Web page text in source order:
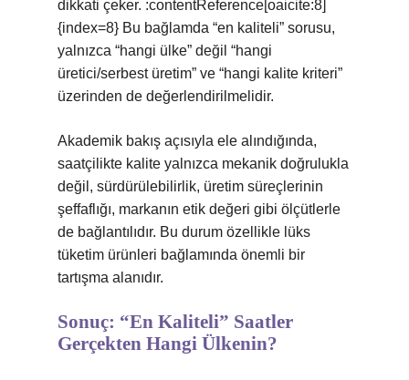
dikkati çeker. :contentReference[oaicite:8]
{index=8} Bu bağlamda “en kaliteli” sorusu,
yalnızca “hangi ülke” değil “hangi
üretici/serbest üretim” ve “hangi kalite kriteri”
üzerinden de değerlendirilmelidir.
Akademik bakış açısıyla ele alındığında,
saatçilikte kalite yalnızca mekanik doğrulukla
değil, sürdürülebilirlik, üretim süreçlerinin
şeffaflığı, markanın etik değeri gibi ölçütlerle
de bağlantılıdır. Bu durum özellikle lüks
tüketim ürünleri bağlamında önemli bir
tartışma alanıdır.
Sonuç: “En Kaliteli” Saatler
Gerçekten Hangi Ülkenin?